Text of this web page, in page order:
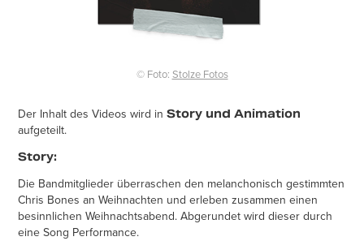
© Foto: Stolze Fotos
Der Inhalt des Videos wird inStory und Animation
aufgeteilt.
Story:
Die Bandmitglieder überraschen den melanchonisch gestimmten
Chris Bones an Weihnachten und erleben zusammen einen
besinnlichen Weihnachtsabend. Abgerundet wird dieser durch
eine Song Performance.